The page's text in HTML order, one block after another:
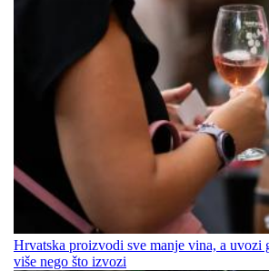
Hrvatska proizvodi sve manje vina, a uvozi
više nego što izvozi